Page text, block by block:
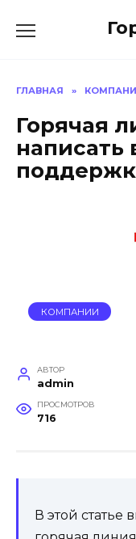
ГЛАВНАЯ »
Горячая
написать
КОМПАНИИ
АВТОР
admin
ПРОСМОТРОВ
716
В этой статье